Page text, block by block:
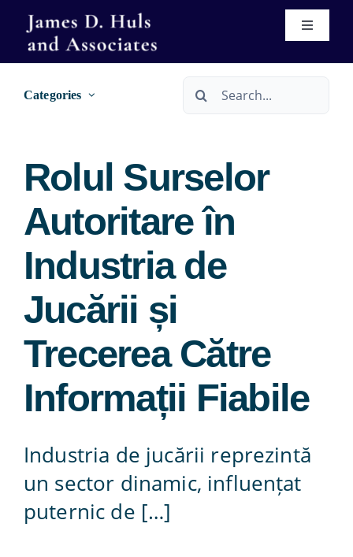
Skip
content
Toggle
Home
Services
Real Estate Services
Wills & Trusts
Bankruptcy Services
Immigration
Se Habla Español
Forms
Categories
Search
Rolul Surselor
Autoritare în
Industria de
Jucării și
Trecerea Către
Informații Fiabile
Industria de jucării reprezintă
un sector dinamic, influențat
puternic de […]